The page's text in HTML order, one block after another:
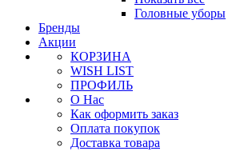
Головные уборы
Бренды
Акции
КОРЗИНА
WISH LIST
ПРОФИЛЬ
О Нас
Как оформить заказ
Оплата покупок
Доставка товара